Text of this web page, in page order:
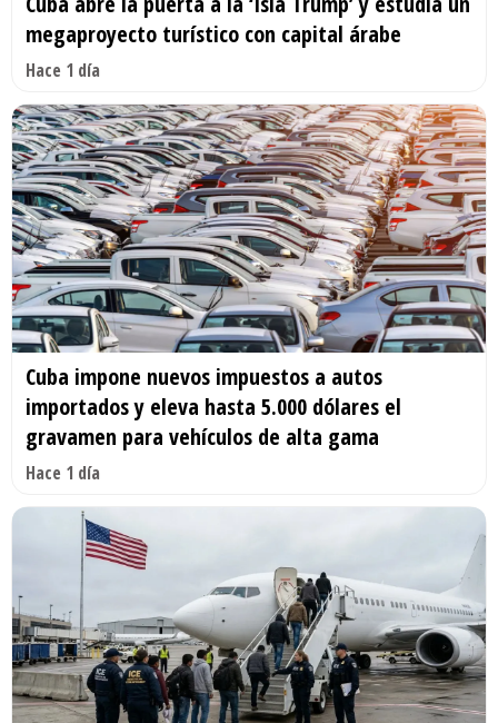
megaproyecto turístico con capital árabe
Hace 1 día
Cuba impone nuevos impuestos a autos
importados y eleva hasta 5.000 dólares el
gravamen para vehículos de alta gama
Hace 1 día